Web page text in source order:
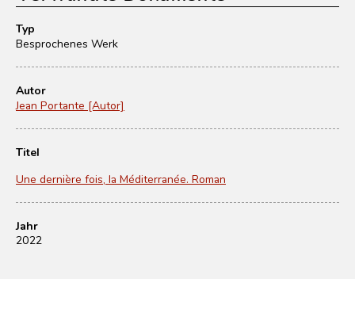
Typ
Besprochenes Werk
Autor
Jean Portante [Autor]
Titel
Une dernière fois, la Méditerranée. Roman
Jahr
2022